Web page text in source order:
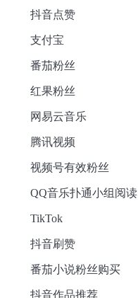
抖音点赞
支付宝
番茄粉丝
红果粉丝
网易云音乐
腾讯视频
视频号有效粉丝
QQ音乐扑通小组阅读
TikTok
抖音刷赞
番茄小说粉丝购买
抖音作品推荐